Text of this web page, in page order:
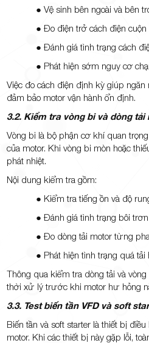
● Vệ sinh bên ngoài và bên
● Đo điện trở cách điện cuộn
● Đánh giá tình trạng cách
● Phát hiện sớm nguy cơ
Việc đo cách điện định kỳ giúp
đảm bảo motor vận hành ổn định.
3.2. Kiểm tra vòng bi và dòng tải
Vòng bi là bộ phận cơ khí quan
của motor. Khi vòng bi mòn hoặc
phát nhiệt.
Nội dung kiểm tra gồm:
● Kiểm tra tiếng ồn và độ
● Đánh giá tình trạng bôi
● Đo dòng tải motor từng pha
● Phát hiện tình trạng quá tải
Thông qua kiểm tra dòng tải và
thời xử lý trước khi motor hư hỏng
3.3. Test biến tần VFD và soft
Biến tần và soft starter là thiết bị
motor. Khi các thiết bị này gặp lỗi,